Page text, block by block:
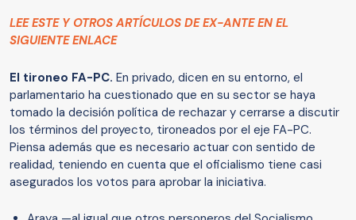
LEE ESTE Y OTROS ARTÍCULOS DE EX-ANTE EN EL
SIGUIENTE ENLACE
El tironeo FA-PC. En privado, dicen en su entorno, el
parlamentario ha cuestionado que en su sector se haya
tomado la decisión política de rechazar y cerrarse a discutir
los términos del proyecto, tironeados por el eje FA-PC.
Piensa además que es necesario actuar con sentido de
realidad, teniendo en cuenta que el oficialismo tiene casi
asegurados los votos para aprobar la iniciativa.